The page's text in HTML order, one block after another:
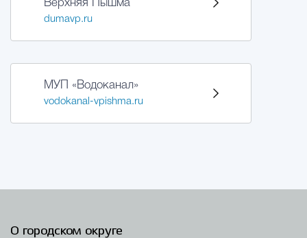
Верхняя Пышма
dumavp.ru
МУП «Водоканал»
vodokanal-vpishma.ru
О городском округе